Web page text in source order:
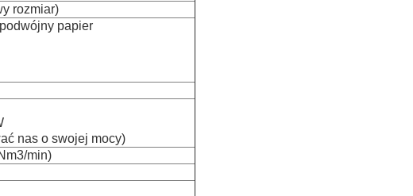
rozmiar)
papier
nas o swojej mocy)
min)